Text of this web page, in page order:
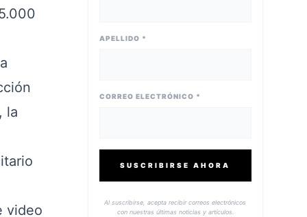
la
video
APELLIDO *
CORREO ELECTRÓNICO *
SUSCRIBIRSE AHORA
Al suscribirse, acepta recibir correos electrónicos
con nuestras últimas noticias y artículos.